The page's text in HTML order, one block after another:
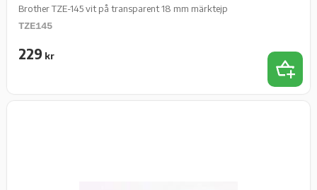
Brother TZE-145 vit på transparent 18 mm märktejp
TZE145
229 kr